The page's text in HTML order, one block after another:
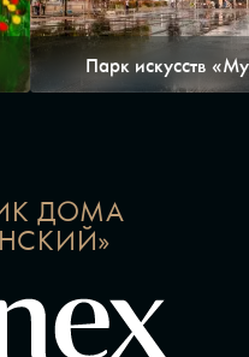
Парк искусств
ДОМА